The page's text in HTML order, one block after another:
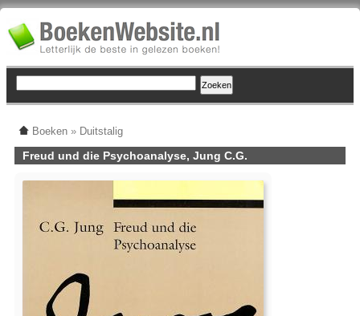
Boeken » Duitstalig
Freud und die Psychoanalyse, Jung C.G.